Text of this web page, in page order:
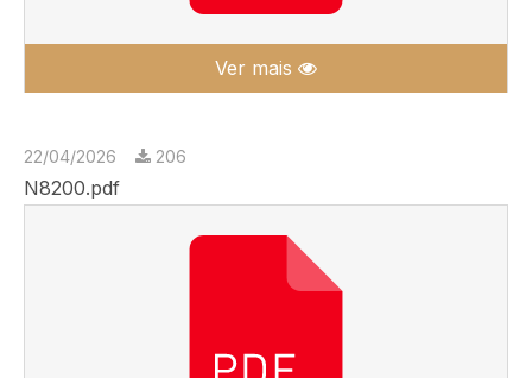
Ver mais
22/04/2026 206
N8200.pdf